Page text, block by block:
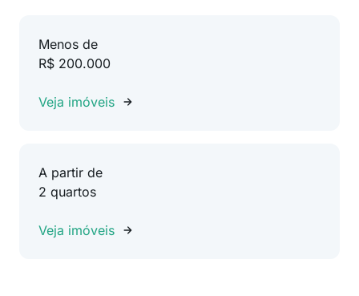
Menos de
R$ 200.000
Veja imóveis
A partir de
2 quartos
Veja imóveis